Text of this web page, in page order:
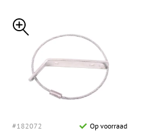
#182072 Op voorraad